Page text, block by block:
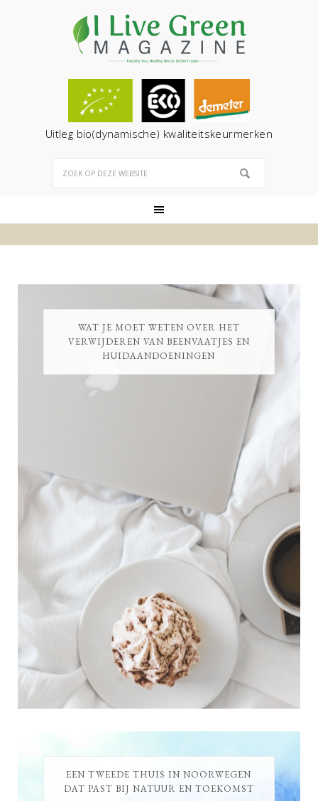
Uitleg bio(dynamische) kwaliteitskeurmerken
WAT JE MOET WETEN OVER HET
VERWIJDEREN VAN BEENVAATJES EN
HUIDAANDOENINGEN
EEN TWEEDE THUIS IN NOORWEGEN
DAT PAST BIJ NATUUR EN TOEKOMST